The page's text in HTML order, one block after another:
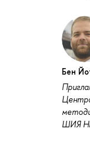
Бен
ШИЯ